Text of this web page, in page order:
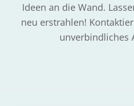
Ideen an die Wand.
neu erstrahlen!
unverbindliches